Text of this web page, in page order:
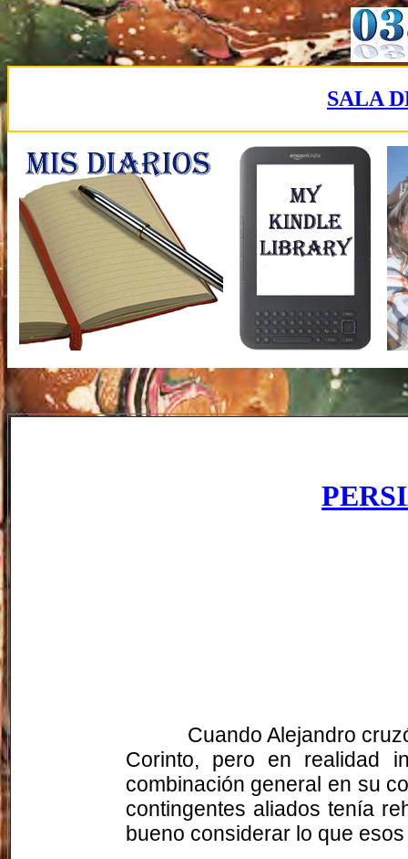
SALA
Cuando Alejandro
Corinto, pero en realidad
combinación general en su
contingentes aliados tenía
bueno considerar lo que